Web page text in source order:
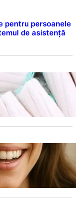
pentru persoanele
de asistență
analiză profundă
toxice
inima:
beneficiile